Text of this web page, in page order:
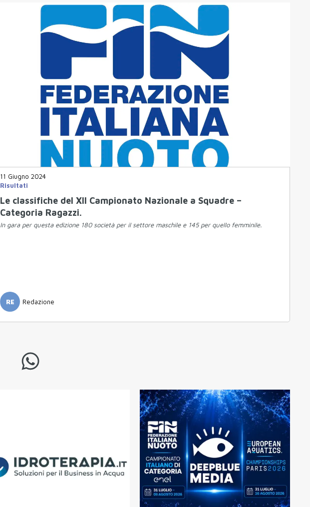
11 Giugno 2024
Risultati
Le classifiche del XII Campionato Nazionale a Squadre –
Categoria Ragazzi.
In gara per questa edizione 180 società per il settore maschile e 145 per quello femminile.
RE Redazione